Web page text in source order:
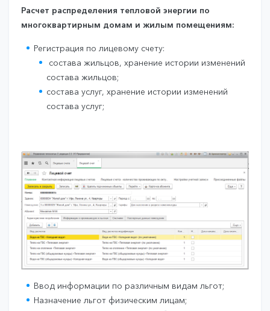
Расчет распределения тепловой энергии по
многоквартирным домам и жилым помещениям:
Регистрация по лицевому счету:
состава жильцов, хранение истории изменений
состава жильцов;
состава услуг, хранение истории изменений
состава услуг;
Ввод информации по различным видам льгот;
Назначение льгот физическим лицам;